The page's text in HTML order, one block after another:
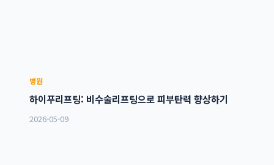
병원
하이푸리프팅: 비수술리프팅으로 피부탄력 향상하기
2026-05-09